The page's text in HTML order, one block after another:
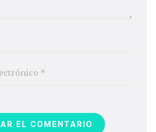
EL COMENTARIO